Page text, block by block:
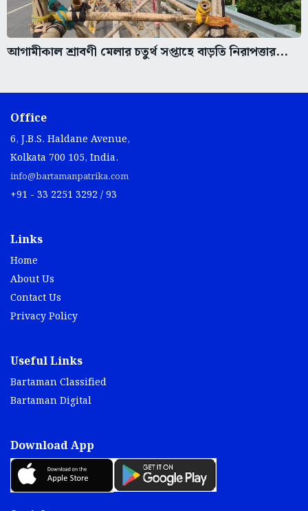
আগামীকাল শ্রাবণী মেলার চতুর্থ সপ্তাহে বাড়তি নিরাপত্তার...
Office
6, J.B.S. Haldane Avenue,
Kolkata 700 105, India.
info@bartamanpatrika.com
+91 - 33 2251 3292 / 93
Links
Home
About Us
Contact Us
Privacy Policy
Useful Links
Bartaman Classified
Bartaman Digital
Download App